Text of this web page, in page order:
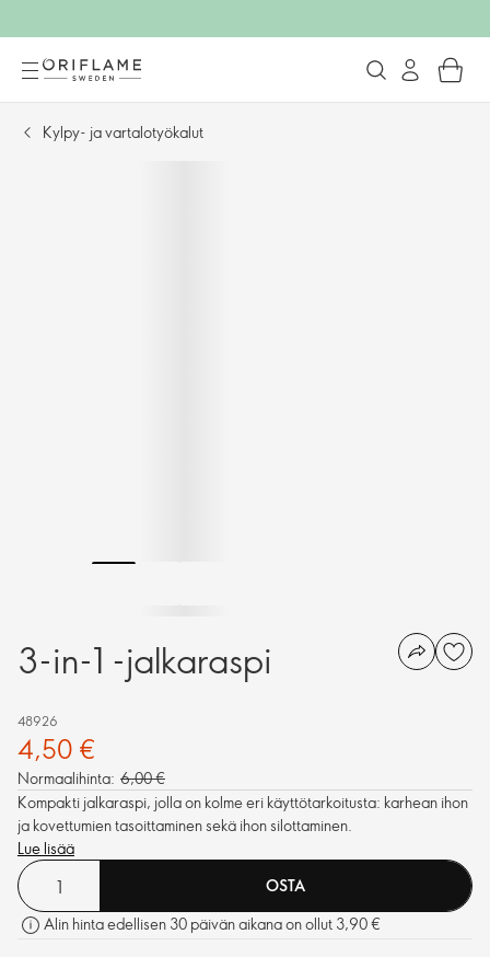
Kylpy- ja vartalotyökalut
3-in-1 -jalkaraspi
48926
4,50 €
Normaalihinta: 6,00 €
Kompakti jalkaraspi, jolla on kolme eri käyttötarkoitusta: karhean ihon
ja kovettumien tasoittaminen sekä ihon silottaminen.
Lue lisää
OSTA
Alin hinta edellisen 30 päivän aikana on ollut 3,90 €